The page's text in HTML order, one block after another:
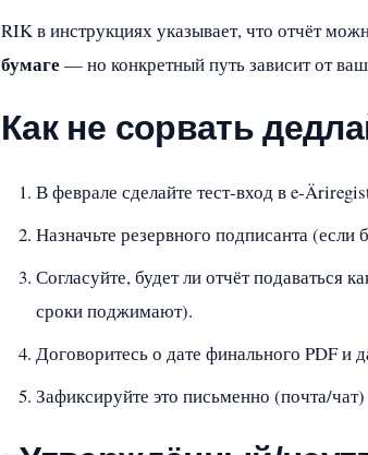
RIK в инструкциях указывает, что отчёт
бумаге — но конкретный путь зависит от
Как не сорвать
В феврале сделайте тест‑вход в
Назначьте резервного подписанта (если
Согласуйте, будет ли отчёт подаваться
сроки поджимают).
Договоритесь о дате финального PDF и
Зафиксируйте это письменно (почта/